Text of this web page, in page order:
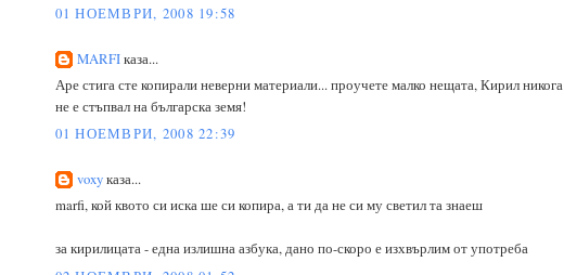
01 НОЕМВРИ, 2008 19:58
MARFIказа...
Аре стига сте копирали неверни материали... проучете малко нещата, Кирил никога
не е стъпвал на българска земя!
01 НОЕМВРИ, 2008 22:39
voxyказа...
marfi, кой квото си иска ше си копира, а ти да не си му светил та знаеш
за кирилицата - една излишна азбука, дано по-скоро е изхвърлим от употреба